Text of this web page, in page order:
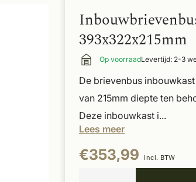
393x322x215mm
Op voorraadLevertijd: 2-3
De brievenbus
van 215mm diepte ten
Deze inbouwkast i...
Lees meer
€353,99 Incl. BTW